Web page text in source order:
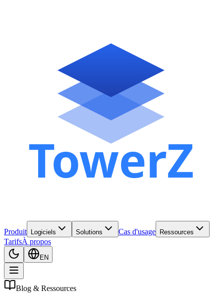
Produit Logiciels Solutions Cas d'usage Ressources
TarifsÀ propos
EN
Blog & Ressources